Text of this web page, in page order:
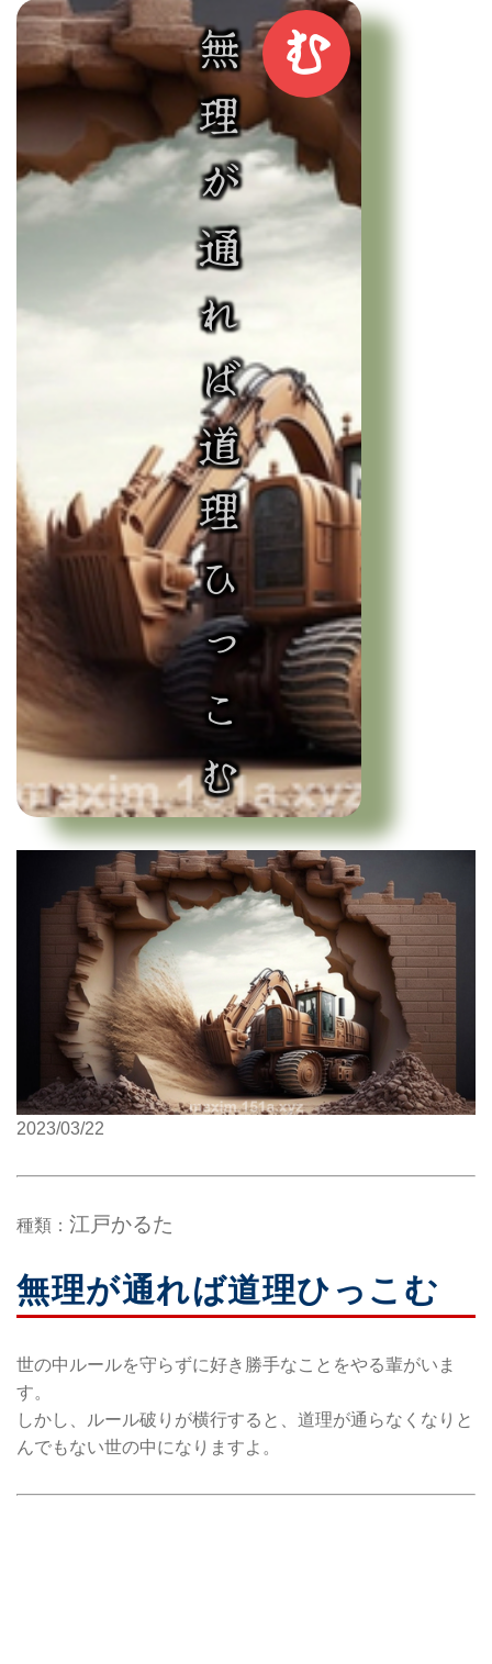
む
無理が通れば道理ひっこむ
2023/03/22
種類： 江戸かるた
無理が通れば道理ひっこむ
世の中ルールを守らずに好き勝手なことをやる輩がいま
す。
しかし、ルール破りが横行すると、道理が通らなくなりと
んでもない世の中になりますよ。